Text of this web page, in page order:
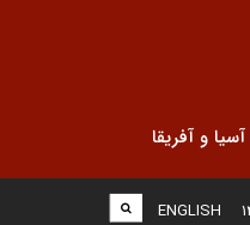
آسیا و آفریقا
ENGLISH